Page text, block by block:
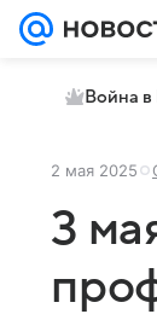
Война
2 мая 2025
3